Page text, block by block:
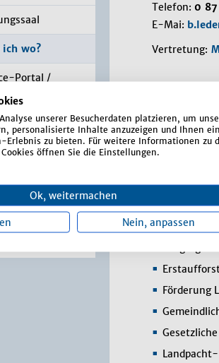
unserer Besucherdaten platzieren, um
personalisierte Inhalte anzuzeigen und Ihnen ein
Erlebnis zu bieten. Für weitere Informationen zu
öffnen Sie die Einstellungen.
Ok, weitermachen
Nein, anpassen
Telefon: 0
E-Mai:
Vertretung:
Altersgeld,
Förderung
ich wo?
Portal /